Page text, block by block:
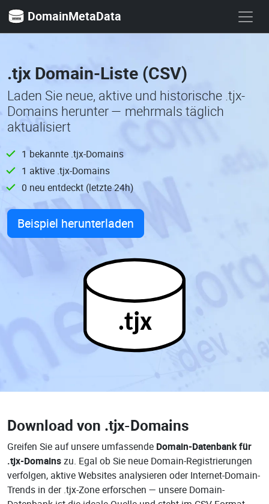
DomainMetaData
.tjx Domain-Liste (CSV)
Laden Sie neue, aktive und historische .tjx-
Domains herunter — mehrmals täglich
aktualisiert
1 bekannte .tjx-Domains
1 aktive .tjx-Domains
0 neu entdeckt (letzte 24h)
Beispiel herunterladen
.tjx
Download von .tjx-Domains
Greifen Sie auf unsere umfassende Domain-Datenbank für
.tjx-Domainszu. Egal ob Sie neue Domain-Registrierungen
verfolgen, aktive Websites analysieren oder Internet-Domain-
Trends in der .tjx-Zone erforschen — unsere Domain-